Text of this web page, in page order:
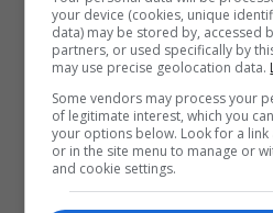
your device (cookies, unique
data) may be stored by, accessed
partners, or used specifically by
may use precise geolocation data.
Some vendors may process your
of legitimate interest, which you
your options below. Look for a
or in the site menu to manage or
and cookie settings.